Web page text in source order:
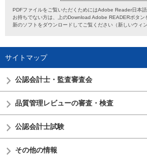
PDFファイルをご覧いただくためにはAdobe Reader日本語
お持ちでない方は、上のDownload Adobe READERボタン
新のソフトをダウンロードしてご覧ください（新しいウィ
サイトマップ
公認会計士・ 監査審査会
品質管理レビューの審査・検査
公認会計士試験
その他の情報